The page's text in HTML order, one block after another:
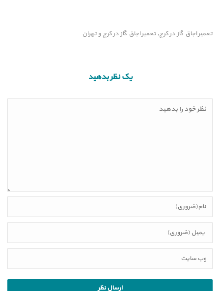
تعمیر اجاق گاز در کرج, تعمیر اجاق گاز در کرج و تهران
یک نظر بدهید